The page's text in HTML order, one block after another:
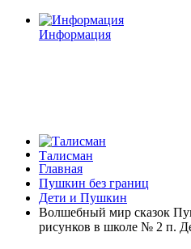
Информация
Талисман
Главная
Пушкин без границ
Дети и Пушкин
Волшебный мир сказок
рисунков в школе № 2 п.